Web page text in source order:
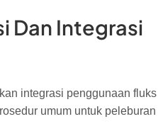
Dan Integrasi
integrasi penggunaan fluks
umum untuk peleburan